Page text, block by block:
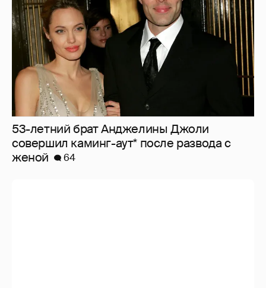
53-летний брат Анджелины Джоли
совершил каминг-аут* после развода с
женой
64